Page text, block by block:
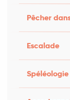
Pêcher
Escalade
Spéléologie